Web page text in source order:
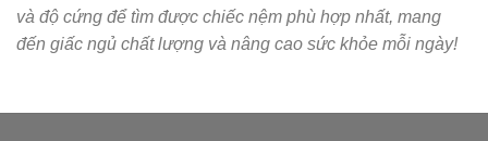
và độ cứng để tìm được chiếc nệm phù hợp nhất, mang
đến giấc ngủ chất lượng và nâng cao sức khỏe mỗi ngày!